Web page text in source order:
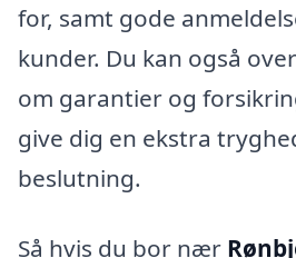
for, samt gode
kunder. Du kan også
om garantier og
give dig en ekstra
beslutning.
Så hvis du bor nær